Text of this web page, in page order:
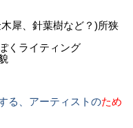
犀、針葉樹など？)所狭
くライティング
る、アーティストのため